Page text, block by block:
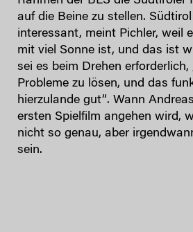
auf die Beine zu stellen.
interessant, meint Pichler, weil
mit viel Sonne ist, und das ist
sei es beim Drehen erforderlich,
Probleme zu lösen, und das
hierzulande gut“. Wann
ersten Spielfilm angehen wird,
nicht so genau, aber
sein.